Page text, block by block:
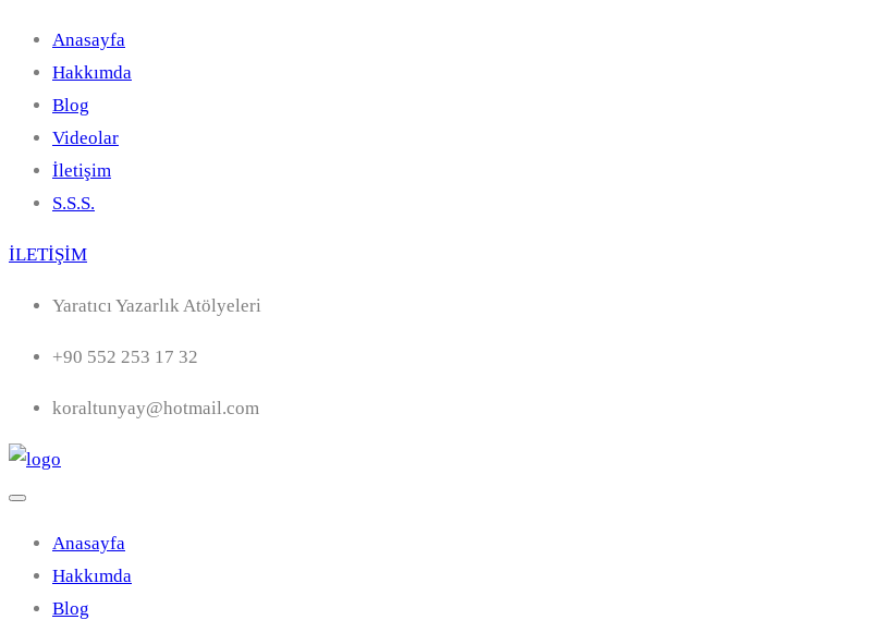
Anasayfa
Hakkımda
Blog
Videolar
İletişim
S.S.S.
İLETİŞİM
Yaratıcı Yazarlık Atölyeleri
+90 552 253 17 32
koraltunyay@hotmail.com
Anasayfa
Hakkımda
Blog